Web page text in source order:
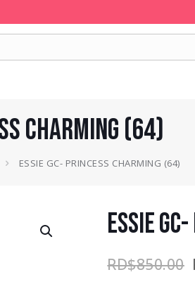
CHARMING (64)
ESSIE GC- PRINCESS CHARMING (64)
ESSIE
RD$850.00